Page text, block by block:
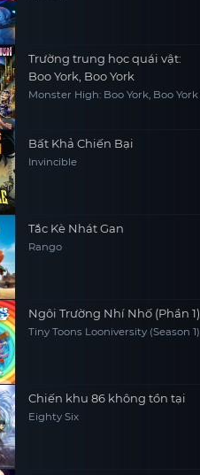
Trường trung học quái vật:
Boo York, Boo York
Monster High: Boo York, Boo York
Bất Khả Chiến Bại
Invincible
Tắc Kè Nhát Gan
Rango
Ngôi Trường Nhí Nhố (Phần 1)
Tiny Toons Looniversity (Season 1)
Chiến khu 86 không tồn tại
Eighty Six